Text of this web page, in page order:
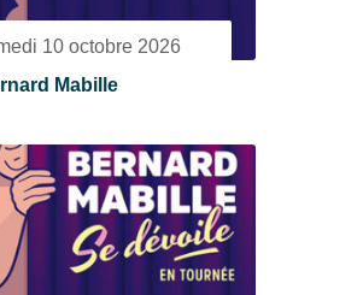
10 octobre 2026
Mabille